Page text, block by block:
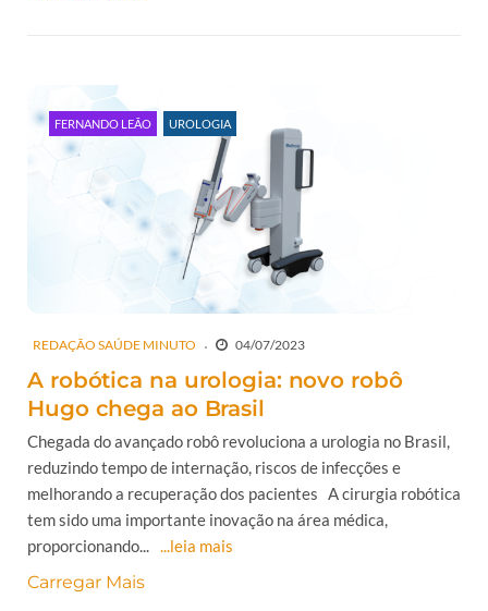
FERNANDO LEÃO UROLOGIA
REDAÇÃO SAÚDE MINUTO 04/07/2023
A robótica na urologia: novo robô
Hugo chega ao Brasil
Chegada do avançado robô revoluciona a urologia no Brasil,
reduzindo tempo de internação, riscos de infecções e
melhorando a recuperação dos pacientes A cirurgia robótica
tem sido uma importante inovação na área médica,
proporcionando... ...leia mais
Carregar Mais